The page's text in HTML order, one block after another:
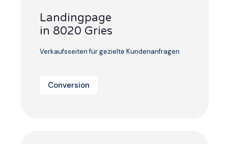
Landingpage
in 8020 Gries
Verkaufsseiten für gezielte Kundenanfragen
Conversion